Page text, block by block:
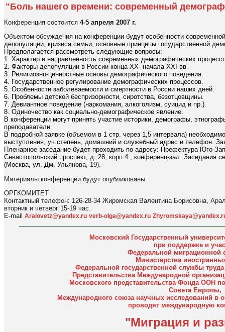
"Боль нашего времени: современный
Конференция состоится 4-5 апреля 2007 г.
Объектом обсуждения на конференции будут особенности
депопуляции, кризиса семьи, основные принципы государственной
Предполагается рассмотреть следующие вопросы:
1. Характер и направленность современных демографических
2. Факторы депопуляции в России конца ХХ- начала XXI вв
3. Религиозно-ценностные основы демографического поведения.
4. Государственное регулирование демографических процессов.
5. Особенности заболеваемости и смертности в России наших дней.
6. Проблемы детской беспризорности, сиротства, безотцовщины.
7. Девиантное поведение (наркомания, алкоголизм, суицид и пр.).
8. Одиночество как социально-демографическое явление.
В конференции могут принять участие историки, демографы,
преподаватели.
В подробной заявке (объемом в 1 стр. через 1,5 интервала)
выступления, уч.cтепень, домашний и служебный адрес и телефон.
Пленарное заседание будет проходить по адресу: Префектура Юго-
Севастопольский проспект, д. 28, корп.4 , конференц-зал. Заседания
(Москва, ул. Дм. Ульянова, 19).
Материалы конференции будут опубликованы.
ОРГКОМИТЕТ
Контактный телефон: 126-28-34 Жиромская Валентина Борисовна,
вторник и четверг 15-19 час.
E-mail Aralovetz@yandex.ru verb-olga@yandex.ru
Московский Государственный
при поддержке и
Федеральной
Министерства
Федеральной государственной службы
Представительства Международной
Московского представительства Фонда ООН
Совета Европы,
Международного союза научных исследований в
проводят международную
"Миграция и